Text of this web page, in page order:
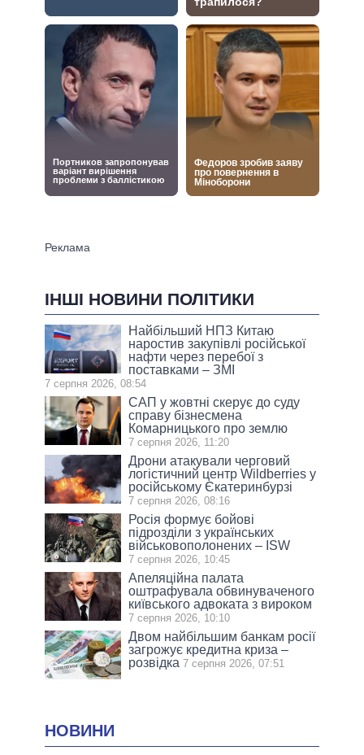
ІНШІ НОВИНИ ПОЛІТИКИ
Найбільший НПЗ Китаю
наростив закупівлі російської
нафти через перебої з
поставками – ЗМІ
7 серпня 2026, 08:54
САП у жовтні скерує до суду
справу бізнесмена
Комарницького про землю
7 серпня 2026, 11:20
Дрони атакували черговий
логістичний центр Wildberries у
російському Єкатеринбурзі
7 серпня 2026, 08:16
Росія формує бойові
підрозділи з українських
військовополонених – ISW
7 серпня 2026, 10:45
Апеляційна палата
оштрафувала обвинуваченого
київського адвоката з вироком
7 серпня 2026, 10:10
Двом найбільшим банкам росії
загрожує кредитна криза –
розвідка 7 серпня 2026, 07:51
НОВИНИ